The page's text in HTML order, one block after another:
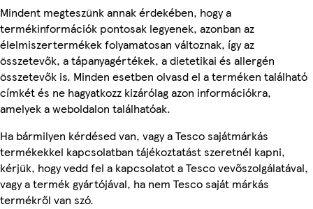
Mindent megteszünk annak érdekében, hogy a
termékinformációk pontosak legyenek, azonban az
élelmiszertermékek folyamatosan változnak, így az
összetevők, a tápanyagértékek, a dietetikai és allergén
összetevők is. Minden esetben olvasd el a terméken található
címkét és ne hagyatkozz kizárólag azon információkra,
amelyek a weboldalon találhatóak.
Ha bármilyen kérdésed van, vagy a Tesco sajátmárkás
termékekkel kapcsolatban tájékoztatást szeretnél kapni,
kérjük, hogy vedd fel a kapcsolatot a Tesco vevőszolgálatával,
vagy a termék gyártójával, ha nem Tesco saját márkás
termékről van szó.